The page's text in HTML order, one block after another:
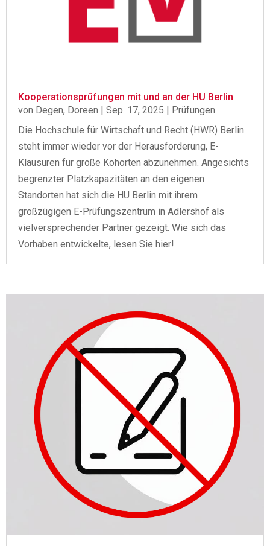
Kooperationsprüfungen mit und an der HU Berlin
von Degen, Doreen | Sep. 17, 2025 | Prüfungen
Die Hochschule für Wirtschaft und Recht (HWR) Berlin
steht immer wieder vor der Herausforderung, E-
Klausuren für große Kohorten abzunehmen. Angesichts
begrenzter Platzkapazitäten an den eigenen
Standorten hat sich die HU Berlin mit ihrem
großzügigen E-Prüfungszentrum in Adlershof als
vielversprechender Partner gezeigt. Wie sich das
Vorhaben entwickelte, lesen Sie hier!